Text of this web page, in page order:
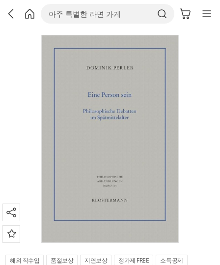
해외 직수입 품절보상 지연보상 정가제 FREE
소득공제